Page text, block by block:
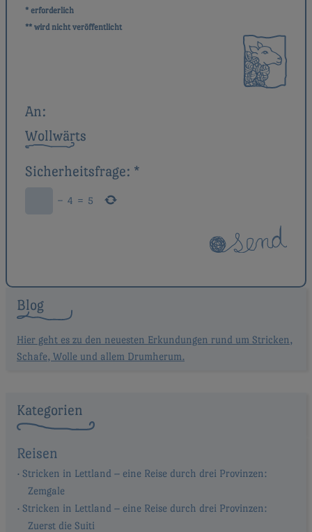
* erforderlich
** wird nicht veröffentlicht
An:
Wollwärts
Sicherheitsfrage: *
− 4 = 5
Blog
Hier geht es zu den neuesten Erkundungen rund um Stricken,
Schafe, Wolle und allem Drumherum.
Kategorien
Reisen
Stricken in Lettland – eine Reise durch drei Provinzen:
Zemgale
Stricken in Lettland – eine Reise durch drei Provinzen:
Zuerst die Suiti